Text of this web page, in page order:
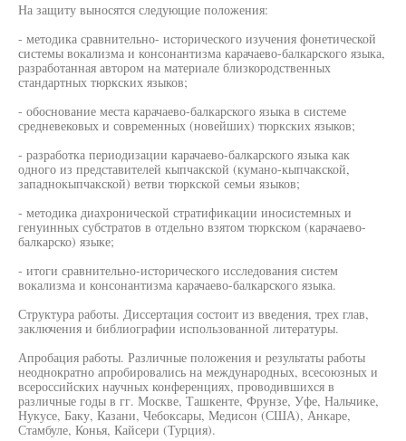
На защиту выносятся следующие положения:
- методика сравнительно- исторического изучения фонетической
системы вокализма и консонантизма карачаево-балкарского языка,
разработанная автором на материале близкородственных
стандартных тюркских языков;
- обоснование места карачаево-балкарского языка в системе
средневековых и современных (новейших) тюркских языков;
- разработка периодизации карачаево-балкарского языка как
одного из представителей кыпчакской (кумано-кыпчакской,
западнокыпчакской) ветви тюркской семьи языков;
- методика диахронической стратификации иносистемных и
генуинных субстратов в отдельно взятом тюркском (карачаево-
балкарско) языке;
- итоги сравнительно-исторического исследования систем
вокализма и консонантизма карачаево-балкарского языка.
Структура работы. Диссертация состоит из введения, трех глав,
заключения и библиографии использованной литературы.
Апробация работы. Различные положения и результаты работы
неоднократно апробировались на международных, всесоюзных и
всероссийских научных конференциях, проводившихся в
различные годы в гг. Москве, Ташкенте, Фрунзе, Уфе, Нальчике,
Нукусе, Баку, Казани, Чебоксары, Медисон (США), Анкаре,
Стамбуле, Конья, Кайсери (Турция).